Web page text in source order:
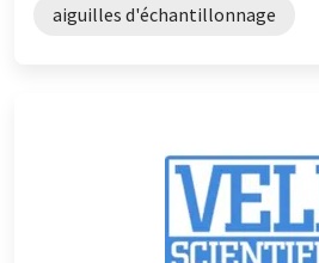
aiguilles d'échantillonnage